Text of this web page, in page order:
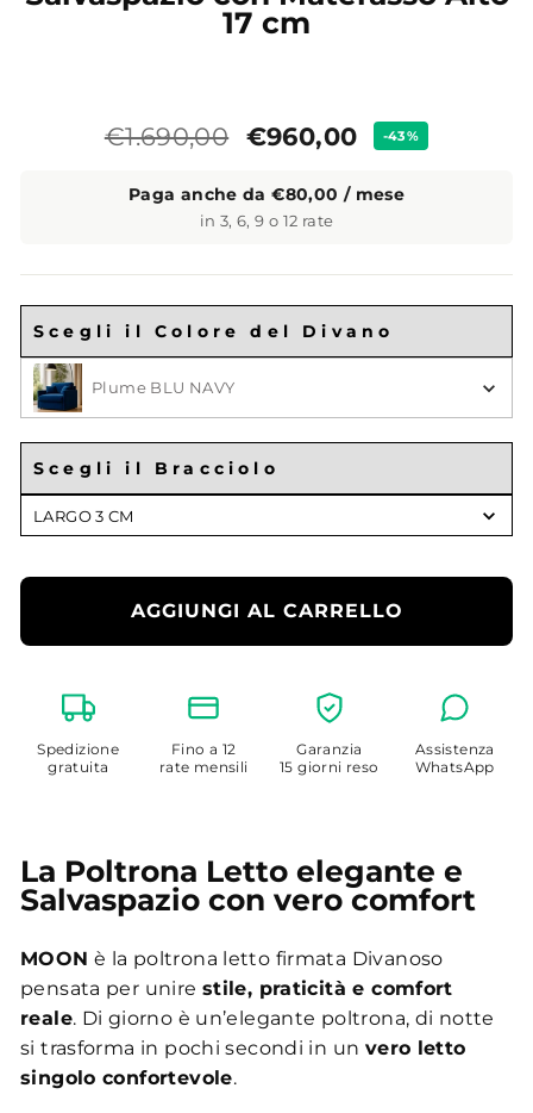
17 cm
Prezzo
€1.690,00 Prezzo
€960,00 -43%
Paga anche da €80,00 / mese
in 3, 6, 9 o 12 rate
Scegli il Colore del Divano
Scegli il Colore
Plume BLU NAVY
Scegli il Bracciolo
LARGO 3 CM
AGGIUNGI AL CARRELLO
Spedizione
gratuita
Fino a 12
rate mensili
Garanzia
15 giorni reso
Assistenza
WhatsApp
La Poltrona Letto elegante e
Salvaspazio con vero comfort
MOON è la poltrona letto firmata Divanoso
pensata per unire stile, praticità e comfort
reale. Di giorno è un’elegante poltrona, di notte
si trasforma in pochi secondi in un vero letto
singolo confortevole.